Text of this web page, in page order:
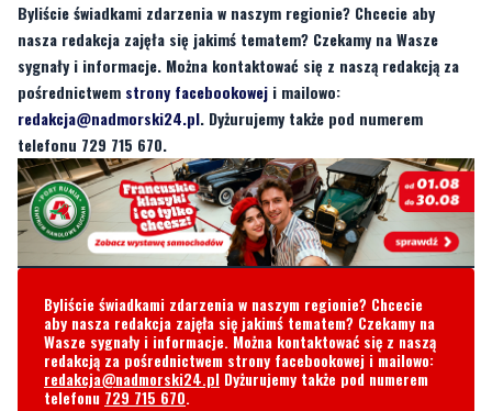
Byliście świadkami zdarzenia w naszym regionie? Chcecie aby
nasza redakcja zajęła się jakimś tematem? Czekamy na Wasze
sygnały i informacje. Można kontaktować się z naszą redakcją za
pośrednictwem strony facebookowej i mailowo:
redakcja@nadmorski24.pl. Dyżurujemy także pod numerem
telefonu 729 715 670.
Byliście świadkami zdarzenia w naszym regionie? Chcecie
aby nasza redakcja zajęła się jakimś tematem? Czekamy na
Wasze sygnały i informacje. Można kontaktować się z naszą
redakcją za pośrednictwem strony facebookowej i mailowo:
redakcja@nadmorski24.pl Dyżurujemy także pod numerem
telefonu 729 715 670.